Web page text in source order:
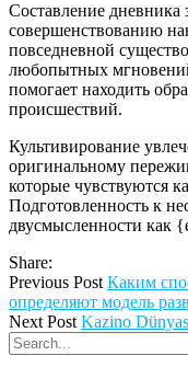
Составление дневника
совершенствованию
повседневной
любопытных
помогает находить
происшествий.
Культивирование
оригинальному
которые чувствуются
Подготовленность к
двусмысленности как
Share:
Previous Post Каким
определяют модель
Next Post Kazino